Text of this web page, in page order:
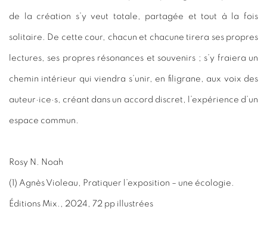
de la création s’y veut totale, partagée et tout à la fois
solitaire. De cette cour, chacun et chacune tirera ses propres
lectures, ses propres résonances et souvenirs ; s’y fraiera un
chemin intérieur qui viendra s’unir, en filigrane, aux voix des
auteur·ice·s, créant dans un accord discret, l’expérience d’un
espace commun.
Rosy N. Noah
(1) Agnès Violeau, Pratiquer l’exposition – une écologie.
Éditions Mix., 2024, 72 pp illustrées